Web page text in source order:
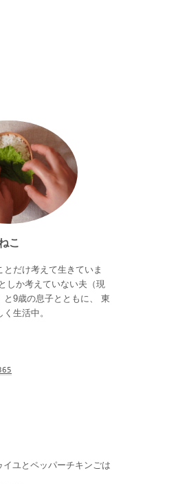
こ
だけ考えて生きていま
しか考えていない夫（現
と9歳の息子とともに、 東
生活中。
イユとペッパーチキンごは